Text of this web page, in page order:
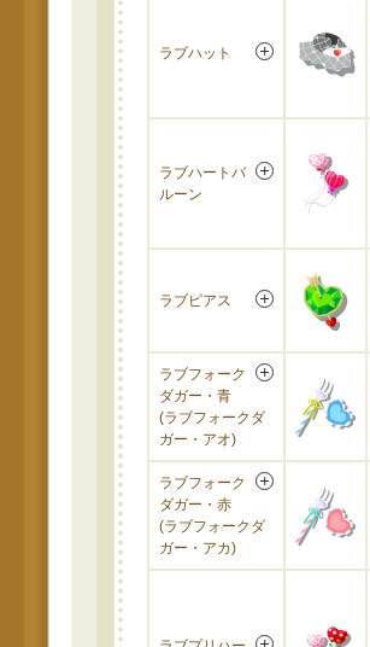
ラブハット
ラブハートバ
ルーン
ラブピアス
ラブフォーク
ダガー・青
(ラブフォークダ
ガー・アオ)
ラブフォーク
ダガー・赤
(ラブフォークダ
ガー・アカ)